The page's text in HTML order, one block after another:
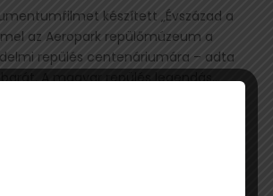
készített „Évszázad a
az Aeropark repülőmúzeum a
repülés centenáriumára – adta
A magyar repülés legendás...